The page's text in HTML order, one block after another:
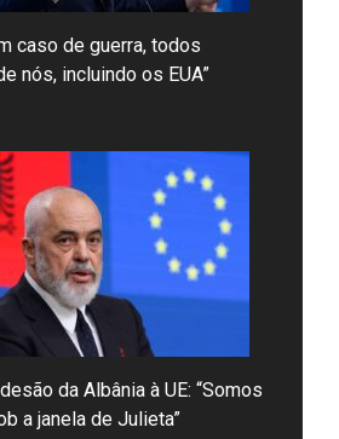
caso de guerra, todos
nós, incluindo os EUA”
da Albânia à UE: “Somos
a janela de Julieta”